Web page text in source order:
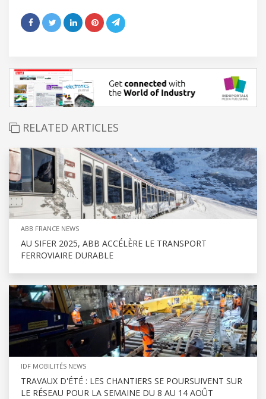
RELATED ARTICLES
ABB FRANCE NEWS
AU SIFER 2025, ABB ACCÉLÈRE LE TRANSPORT
FERROVIAIRE DURABLE
IDF MOBILITÉS NEWS
TRAVAUX D'ÉTÉ : LES CHANTIERS SE POURSUIVENT SUR
LE RÉSEAU POUR LA SEMAINE DU 8 AU 14 AOÛT